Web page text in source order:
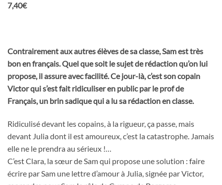
7,40€
Contrairement aux autres élèves de sa classe, Sam est très
bon en français. Quel que soit le sujet de rédaction qu’on lui
propose, il assure avec facilité. Ce jour-là, c’est son copain
Victor qui s’est fait ridiculiser en public par le prof de
Français, un brin sadique qui a lu sa rédaction en classe.
Ridiculisé devant les copains, à la rigueur, ça passe, mais
devant Julia dont il est amoureux, c’est la catastrophe. Jamais
elle ne le prendra au sérieux !…
C’est Clara, la sœur de Sam qui propose une solution : faire
écrire par Sam une lettre d’amour à Julia, signée par Victor,